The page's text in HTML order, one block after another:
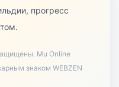
прогресс
Mu Online
знаком WEBZEN